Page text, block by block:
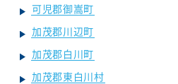
可児郡御嵩町
加茂郡川辺町
加茂郡白川町
加茂郡東白川村